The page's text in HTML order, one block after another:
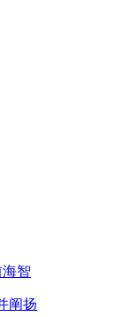
智
阐扬